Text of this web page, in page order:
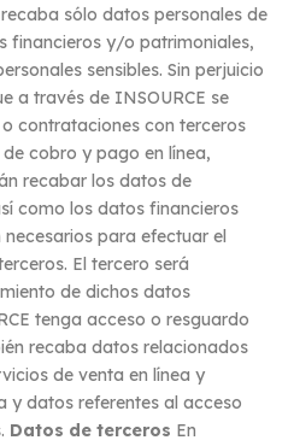
sólo datos personales de
financieros y/o patrimoniales,
sensibles. Sin perjuicio
a través de INSOURCE se
contrataciones con terceros
cobro y pago en línea,
recabar los datos de
como los datos financieros
para efectuar el
El tercero será
de dichos datos
tenga acceso o resguardo
recaba datos relacionados
de venta en línea y
y datos referentes al acceso
Datos de terceros En